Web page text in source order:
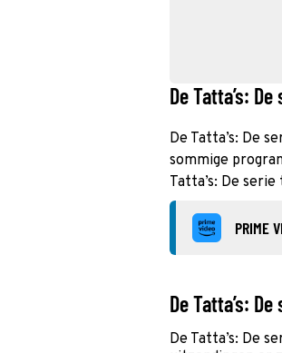
De Tatta’s:
De Tatta’s: De
sommige
Tatta’s: De
PRIME
De Tatta’s:
De Tatta’s: De